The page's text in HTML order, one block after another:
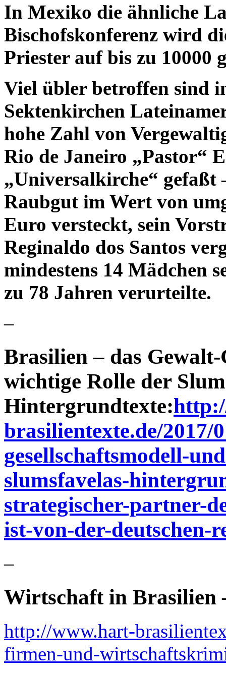
In Mexiko die ähnliche
Bischofskonferenz wird
Priester auf bis zu 10000
Viel übler betroffen sind
Sektenkirchen
hohe Zahl von
Rio de Janeiro „Pastor“
„Universalkirche“ gefaßt
Raubgut im Wert von
Euro versteckt, sein
Reginaldo dos Santos
mindestens 14 Mädchen
zu 78 Jahren verurteilte.
–
Brasilien – das
wichtige Rolle der
Hintergrundtexte:
brasilientexte.de/2017/
gesellschaftsmodell-
slumsfavelas-
strategischer-partner-
ist-von-der-deutschen-
–
Wirtschaft in Brasilien
http://www.hart-
firmen-und-